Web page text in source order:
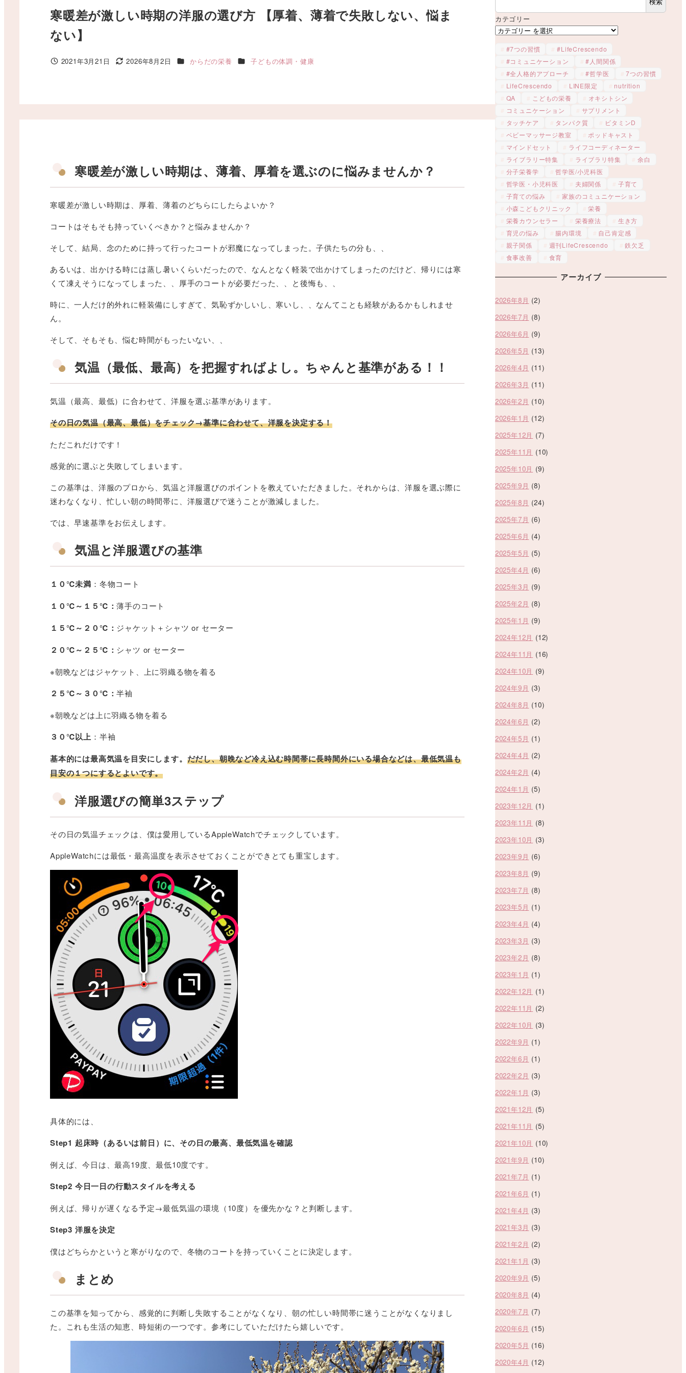
寒暖差が激しい時期の洋服の選び方 【厚着、薄着で失敗しない、悩ま
ない】
投稿日
2021年3月21日
更新日
2026年8月2日 カテゴリー
からだの栄養 カテゴリー
子どもの体調・健康
寒暖差が激しい時期は、薄着、厚着を選ぶのに悩みませんか？
寒暖差が激しい時期は、厚着、薄着のどちらにしたらよいか？
コートはそもそも持っていくべきか？と悩みませんか？
そして、結局、念のために持って行ったコートが邪魔になってしまった。子供たちの分も、、
あるいは、出かける時には蒸し暑いくらいだったので、なんとなく軽装で出かけてしまったのだけど、帰りには寒
くて凍えそうになってしまった、、厚手のコートが必要だった、、と後悔も、、
時に、一人だけ的外れに軽装備にしすぎて、気恥ずかしいし、寒いし、、なんてことも経験があるかもしれませ
ん。
そして、そもそも、悩む時間がもったいない、、
気温（最低、最高）を把握すればよし。ちゃんと基準がある！！
気温（最高、最低）に合わせて、洋服を選ぶ基準があります。
その日の気温（最高、最低）をチェック→基準に合わせて、洋服を決定する！
ただこれだけです！
感覚的に選ぶと失敗してしまいます。
この基準は、洋服のプロから、気温と洋服選びのポイントを教えていただきました。それからは、洋服を選ぶ際に
迷わなくなり、忙しい朝の時間帯に、洋服選びで迷うことが激減しました。
では、早速基準をお伝えします。
気温と洋服選びの基準
１０℃未満 ：冬物コート
１０℃～１５℃：薄手のコート
１５℃～２０℃： ジャケット＋シャツ or セーター
２０℃～２５℃： シャツ or セーター
※朝晩などはジャケット、上に羽織る物を着る
２５℃～３０℃：半袖
※朝晩などは上に羽織る物を着る
３０℃以上 ：半袖
基本的には最高気温を目安にします。 だだし、朝晩など冷え込む時間帯に長時間外にいる場合などは、最低気温も
目安の１つにするとよいです。
洋服選びの簡単3ステップ
その日の気温チェックは、僕は愛用しているAppleWatchでチェックしています。
AppleWatchには最低・最高温度を表示させておくことができとても重宝します。
具体的には、
Step1 起床時（あるいは前日）に、その日の最高、最低気温を確認
例えば、今日は、最高19度、最低10度です。
Step2 今日一日の行動スタイルを考える
例えば、帰りが遅くなる予定→最低気温の環境（10度）を優先かな？と判断します。
Step3 洋服を決定
僕はどちらかというと寒がりなので、冬物のコートを持っていくことに決定します。
まとめ
この基準を知ってから、感覚的に判断し失敗することがなくなり、朝の忙しい時間帯に迷うことがなくなりまし
た。これも生活の知恵、時短術の一つです。参考にしていただけたら嬉しいです。
検索
カテゴリー
#7つの習慣
#LifeCrescendo
#コミュニケーション
#人間関係
#全人格的アプローチ
#哲学医
7つの習慣
LifeCrescendo
LINE限定
nutrition
QA
こどもの栄養
オキシトシン
コミュニケーション
サプリメント
タッチケア
タンパク質
ビタミンD
ベビーマッサージ教室
ポッドキャスト
マインドセット
ライフコーディネーター
ライブラリー特集
ライブラリ特集
余白
分子栄養学
哲学医/小児科医
哲学医・小児科医
夫婦関係
子育て
子育ての悩み
家族のコミュニケーション
小森こどもクリニック
栄養
栄養カウンセラー
栄養療法
生き方
育児の悩み
腸内環境
自己肯定感
親子関係
週刊LifeCrescendo
鉄欠乏
食事改善
食育
アーカイブ
2026年8月 (2)
2026年7月 (8)
2026年6月 (9)
2026年5月 (13)
2026年4月 (11)
2026年3月 (11)
2026年2月 (10)
2026年1月 (12)
2025年12月 (7)
2025年11月 (10)
2025年10月 (9)
2025年9月 (8)
2025年8月 (24)
2025年7月 (6)
2025年6月 (4)
2025年5月 (5)
2025年4月 (6)
2025年3月 (9)
2025年2月 (8)
2025年1月 (9)
2024年12月 (12)
2024年11月 (16)
2024年10月 (9)
2024年9月 (3)
2024年8月 (10)
2024年6月 (2)
2024年5月 (1)
2024年4月 (2)
2024年2月 (4)
2024年1月 (5)
2023年12月 (1)
2023年11月 (8)
2023年10月 (3)
2023年9月 (6)
2023年8月 (9)
2023年7月 (8)
2023年5月 (1)
2023年4月 (4)
2023年3月 (3)
2023年2月 (8)
2023年1月 (1)
2022年12月 (1)
2022年11月 (2)
2022年10月 (3)
2022年9月 (1)
2022年6月 (1)
2022年2月 (3)
2022年1月 (3)
2021年12月 (5)
2021年11月 (5)
2021年10月 (10)
2021年9月 (10)
2021年7月 (1)
2021年6月 (1)
2021年4月 (3)
2021年3月 (3)
2021年2月 (2)
2021年1月 (3)
2020年9月 (5)
2020年8月 (4)
2020年7月 (7)
2020年6月 (15)
2020年5月 (16)
2020年4月 (12)